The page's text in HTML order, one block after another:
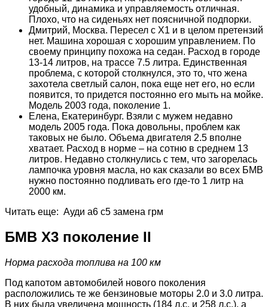
удобный, динамика и управляемость отличная.
Плохо, что на сиденьях нет поясничной подпорки.
Дмитрий, Москва. Пересел с Х1 и в целом претензий
нет. Машина хорошая с хорошим управлением. По
своему принципу похожа на седан. Расход в городе
13-14 литров, на трассе 7.5 литра. Единственная
проблема, с которой столкнулся, это то, что жена
захотела светлый салон, пока еще нет его, но если
появится, то придется постоянно его мыть на мойке.
Модель 2003 года, поколение 1.
Елена, Екатеринбург. Взяли с мужем недавно
модель 2005 года. Пока довольны, проблем как
таковых не было. Объема двигателя 2.5 вполне
хватает. Расход в норме – на сотню в среднем 13
литров. Недавно столкнулись с тем, что загорелась
лампочка уровня масла, но как сказали во всех БМВ
нужно постоянно подливать его где-то 1 литр на
2000 км.
Читать еще: Ауди а6 с5 замена грм
БМВ Х3 поколение II
Норма расхода топлива на 100 км
Под капотом автомобилей нового поколения
расположились те же бензиновые моторы 2.0 и 3.0 литра.
В них была увеличена мощность (184 л.с. и 258 л.с.), а